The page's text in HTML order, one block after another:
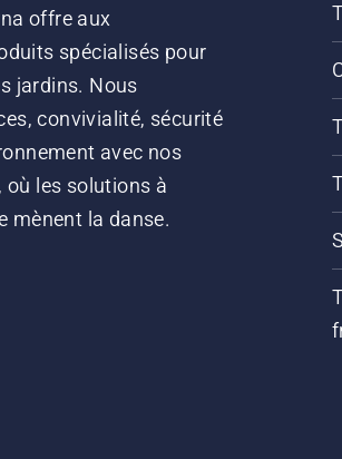
offre aux
spécialisés pour
jardins. Nous
convivialité, sécurité
avec nos
où les solutions à
mènent la danse.